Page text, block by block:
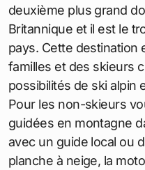
deuxième plus grand
Britannique et il est le
pays. Cette destination
familles et des skieurs
possibilités de ski alpin
Pour les non-skieurs
guidées en montagne
avec un guide local ou
planche à neige, la